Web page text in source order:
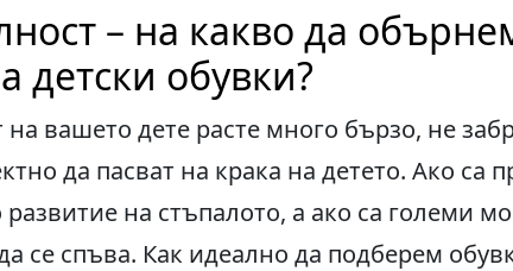
– на какво да
детски обувки?
вашето дете расте много бързо, не
да пасват на крака на детето. Ако са
на стъпалото, а ако са големи
се спъва. Как идеално да подберем